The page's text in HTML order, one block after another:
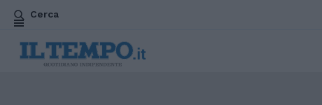
Cerca